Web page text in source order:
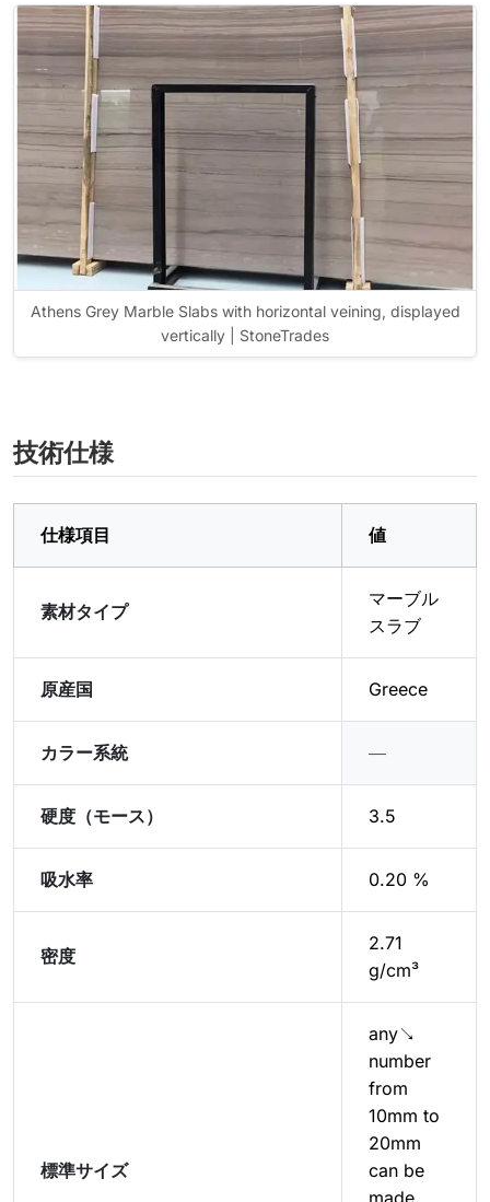
Athens Grey Marble Slabs with horizontal veining, displayed
vertically | StoneTrades
技術仕様
仕様項目 値
素材タイプ
マーブル
スラブ
原産国 Greece
カラー系統 ―
硬度（モース） 3.5
吸水率 0.20 %
密度
2.71
g/cm³
標準サイズ
any↘
number
from
10mm to
20mm
can be